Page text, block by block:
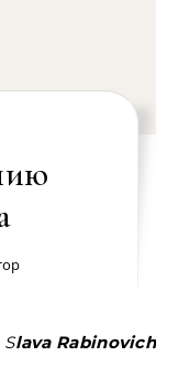
Slava Rabinovich